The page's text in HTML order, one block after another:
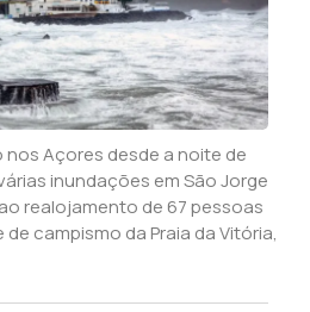
Açores desde a noite de
inundações em São Jorge
realojamento de 67 pessoas
campismo da Praia da Vitória,